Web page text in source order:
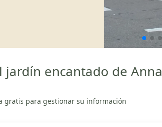
encantado de Anna
gratis para gestionar su información